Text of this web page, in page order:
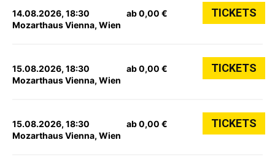
14.08.2026, 18:30
Mozarthaus Vienna, Wien
ab 0,00 € TICKETS
15.08.2026, 18:30
Mozarthaus Vienna, Wien
ab 0,00 € TICKETS
15.08.2026, 18:30
Mozarthaus Vienna, Wien
ab 0,00 € TICKETS